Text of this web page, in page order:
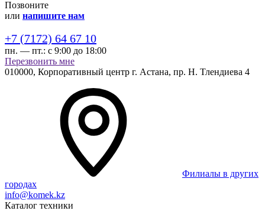
Позвоните
или напишите нам
+7 (7172) 64 67 10
пн. — пт.: с 9:00 до 18:00
Перезвонить мне
010000, Корпоративный центр г. Астана, пр. Н. Тлендиева 4
Филиалы в других
городах
info@komek.kz
Каталог техники